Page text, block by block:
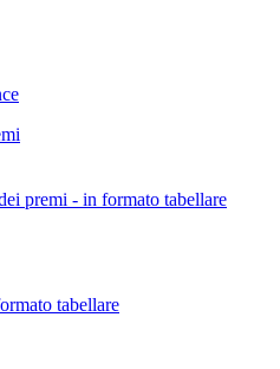
premi - in formato tabellare
tabellare